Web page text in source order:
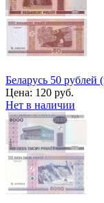
Беларусь 50 рублей
Цена: 120 руб.
Нет в наличии